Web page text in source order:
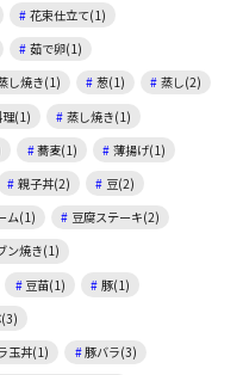
花束仕立て(1)
茹で卵(1)
し焼き(1) 葱(1)
蒸し(2)
(1)
蒸し焼き(1)
蕎麦(1)
薄揚げ(1)
親子丼(2)
豆(2)
ム(1)
豆腐ステーキ(2)
ン焼き(1)
豆苗(1)
豚(1)
玉丼(1)
豚バラ(3)